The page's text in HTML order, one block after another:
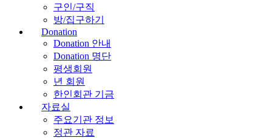
구인/구직
방/집구하기
Donation
Donation 안내
Donation 명단
평생회원
년 회원
한인회관 기금
자료실
주요기관 정보
정관 자료